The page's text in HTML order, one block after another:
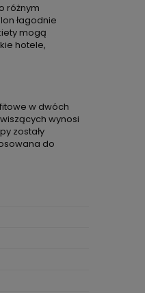
różnym
łagodnie
mogą
hotele,
w dwóch
wynosi
zostały
do